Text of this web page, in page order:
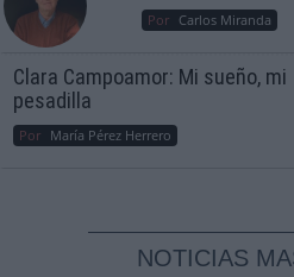
Por Carlos Miranda
Clara Campoamor: Mi sueño, mi
pesadilla
Por María Pérez Herrero
NOTICIAS